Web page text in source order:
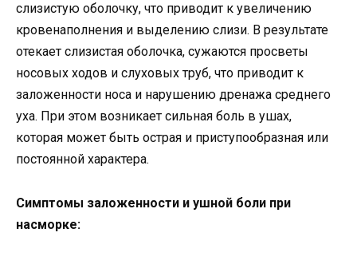
слизистую оболочку, что приводит к увеличению
кровенаполнения и выделению слизи. В результате
отекает слизистая оболочка, сужаются просветы
носовых ходов и слуховых труб, что приводит к
заложенности носа и нарушению дренажа среднего
уха. При этом возникает сильная боль в ушах,
которая может быть острая и приступообразная или
постоянной характера.
Симптомы заложенности и ушной боли при
насморке: